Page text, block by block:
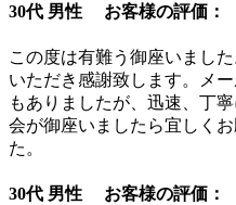
30代 男性 お客様の評価：
この度は有難う御座いまし
いただき感謝致します。メ
もありましたが、迅速、丁
会が御座いましたら宜しく
た。
30代 男性 お客様の評価：